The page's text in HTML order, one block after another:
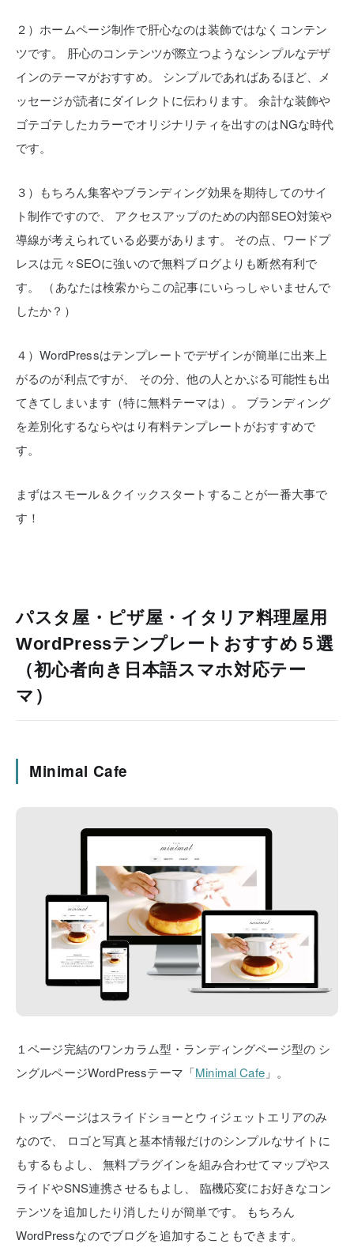
２）ホームページ制作で肝心なのは装飾ではなくコンテン
ツです。
肝心のコンテンツが際立つようなシンプルなデザ
インのテーマがおすすめ。
シンプルであればあるほど、メ
ッセージが読者にダイレクトに伝わります。
余計な装飾や
ゴテゴテしたカラーでオリジナリティを出すのはNGな時代
です。
３）もちろん集客やブランディング効果を期待してのサイ
ト制作ですので、
アクセスアップのための内部SEO対策や
導線が考えられている必要があります。
その点、ワードプ
レスは元々SEOに強いので無料ブログよりも断然有利で
す。
（あなたは検索からこの記事にいらっしゃいませんで
したか？）
４）WordPressはテンプレートでデザインが簡単に出来上
がるのが利点ですが、
その分、他の人とかぶる可能性も出
てきてしまいます（特に無料テーマは）。
ブランディング
を差別化するならやはり有料テンプレートがおすすめで
す。
まずはスモール＆クイックスタートすることが一番大事で
す！
パスタ屋・ピザ屋・イタリア料理屋用
WordPressテンプレートおすすめ５選
（初心者向き日本語スマホ対応テー
マ）
Minimal Cafe
１ページ完結のワンカラム型・ランディングページ型の シ
ングルページWordPressテーマ「Minimal Cafe」。
トップページはスライドショーとウィジェットエリアのみ
なので、
ロゴと写真と基本情報だけのシンプルなサイトに
もするもよし、
無料プラグインを組み合わせてマップやス
ライドやSNS連携させるもよし、
臨機応変にお好きなコン
テンツを追加したり消したりが簡単です。
もちろん
WordPressなのでブログを追加することもできます。